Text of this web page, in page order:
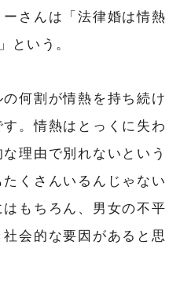
さんは「法律婚は情熱
という。
の何割が情熱を持ち続け
。情熱はとっくに失わ
理由で別れないという
くさんいるんじゃない
もちろん、男女の不平
会的な要因があると思